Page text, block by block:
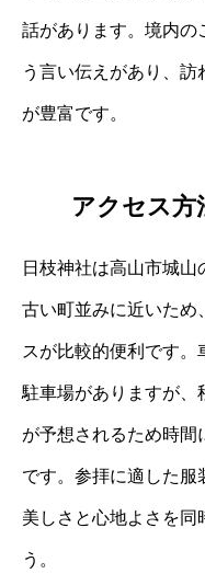
話があります。境内の
う言い伝えがあり、
が豊富です。
アクセス方
日枝神社は高山市城
古い町並みに近いため
スが比較的便利です。
駐車場がありますが、
が予想されるため時間
です。参拝に適した服
美しさと心地よさを同
う。